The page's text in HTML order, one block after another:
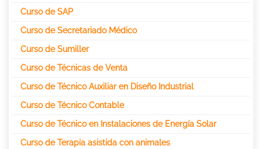
Curso de SAP
Curso de Secretariado Médico
Curso de Sumiller
Curso de Técnicas de Venta
Curso de Técnico Auxiliar en Diseño Industrial
Curso de Técnico Contable
Curso de Técnico en Instalaciones de Energía Solar
Curso de Terapia asistida con animales